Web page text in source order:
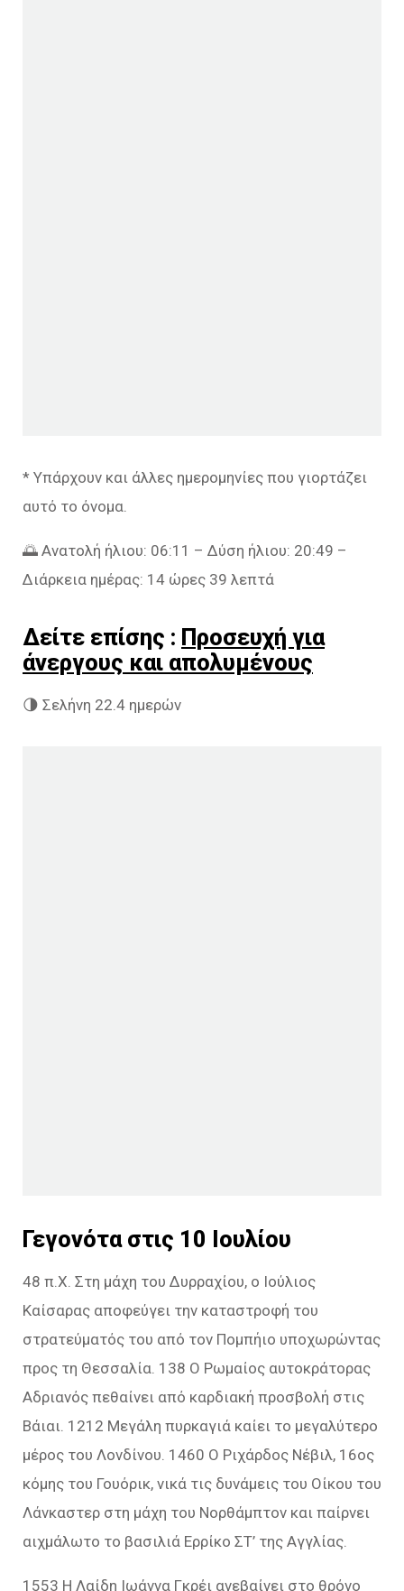
* Υπάρχουν και άλλες ημερομηνίες που γιορτάζει
αυτό το όνομα.
🌅 Ανατολή ήλιου: 06:11 – Δύση ήλιου: 20:49 –
Διάρκεια ημέρας: 14 ώρες 39 λεπτά
Δείτε επίσης : Προσευχή για
άνεργους και απολυμένους
🌗 Σελήνη 22.4 ημερών
Γεγονότα στις 10 Ιουλίου
48 π.Χ. Στη μάχη του Δυρραχίου, ο Ιούλιος
Καίσαρας αποφεύγει την καταστροφή του
στρατεύματός του από τον Πομπήιο υποχωρώντας
προς τη Θεσσαλία. 138 Ο Ρωμαίος αυτοκράτορας
Αδριανός πεθαίνει από καρδιακή προσβολή στις
Βάιαι. 1212 Μεγάλη πυρκαγιά καίει το μεγαλύτερο
μέρος του Λονδίνου. 1460 Ο Ριχάρδος Νέβιλ, 16ος
κόμης του Γουόρικ, νικά τις δυνάμεις του Οίκου του
Λάνκαστερ στη μάχη του Νορθάμπτον και παίρνει
αιχμάλωτο το βασιλιά Ερρίκο ΣΤ’ της Αγγλίας.
1553 Η Λαίδη Ιωάννα Γκρέι ανεβαίνει στο θρόνο